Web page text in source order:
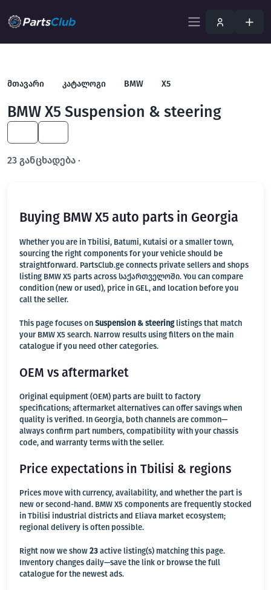
მთავარი კატალოგი BMW X5
BMW X5 Suspension & steering
23 განცხადება ·
Buying BMW X5 auto parts in Georgia
Whether you are in Tbilisi, Batumi, Kutaisi or a smaller town,
sourcing the right components for your vehicle should be
straightforward. PartsClub.ge connects private sellers and shops
listing BMW X5 parts across საქართველოში. You can compare
condition (new or used), price in GEL, and location before you
call the seller.
This page focuses on Suspension & steeringlistings that match
your BMW X5 search. Narrow results using filters on the main
catalogue if you need other categories.
OEM vs aftermarket
Original equipment (OEM) parts are built to factory
specifications; aftermarket alternatives can offer savings when
quality is verified. In Georgia, both channels are common—
always confirm part numbers, compatibility with your chassis
code, and warranty terms with the seller.
Price expectations in Tbilisi & regions
Prices move with currency, availability, and whether the part is
new or second-hand. BMW X5 components are frequently stocked
in Tbilisi industrial districts and Eliava market ecosystem;
regional delivery is often possible.
Right now we show 23 active listing(s) matching this page.
Inventory changes daily—save the link or browse the full
catalogue for the newest ads.